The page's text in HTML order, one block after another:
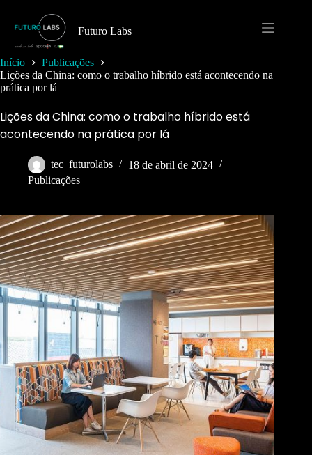
conteúdo
Futuro Labs
Início
Publicações
Lições da China: como o trabalho híbrido está acontecendo na
prática por lá
Lições da China: como o trabalho híbrido está
acontecendo na prática por lá
tec_futurolabs
18 de abril de 2024
Publicações